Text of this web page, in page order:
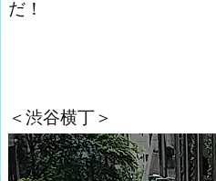
だ！
＜渋谷横丁＞